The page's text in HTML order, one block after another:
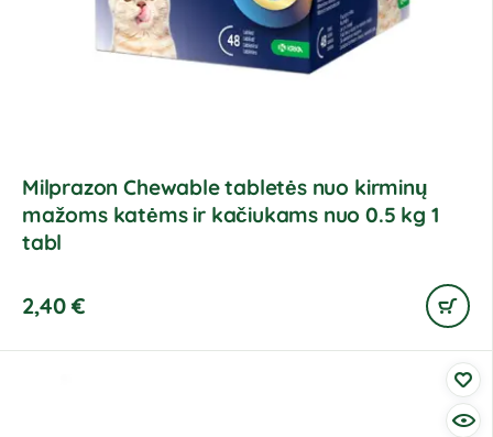
Milprazon Chewable tabletės nuo kirminų
mažoms katėms ir kačiukams nuo 0.5 kg 1
tabl
2,40 €